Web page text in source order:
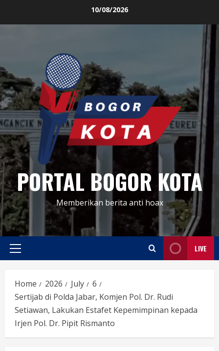
10/08/2026
PORTAL BOGOR KOTA
Memberikan berita anti hoax
Primary
LIVE
Home 2026 July
6
Sertijab di Polda Jabar, Komjen Pol. Dr. Rudi
Setiawan, Lakukan Estafet Kepemimpinan kepada
Irjen Pol. Dr. Pipit Rismanto